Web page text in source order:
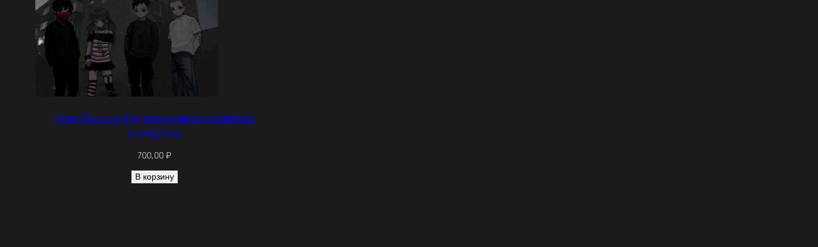
Злая Россия: Радикальная российская
молодёжь
700,00 ₽
В корзину